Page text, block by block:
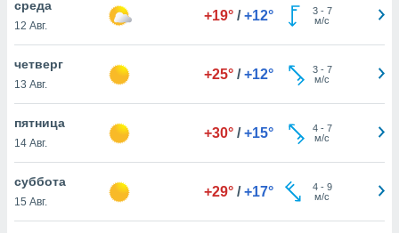
нашей
cookie
cookie
в
нашего
среда
12 Авг.
+19° / +12° 3- 7
м/с
четверг
13 Авг.
+25° / +12° 3- 7
м/с
пятница
14 Авг.
+30° / +15° 4- 7
м/с
суббота
15 Авг.
+29° / +17° 4- 9
м/с